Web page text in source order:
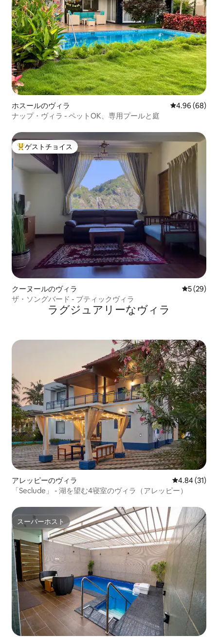
ホスールのヴィラ レビュー68件
4.96 (68)
ナップ・ヴィラ - ペットOK、専用プールと庭
大好評のゲストチョイスです。
ゲストチョイス
クーヌールのヴィラ レビュー
5 (29)
ザ・ソングバード - ブティックヴィラ
ラグジュアリーなヴィラ
アレッピーのヴィラ レビュー31
4.84 (31)
「Seclude」 - 湖を望む4寝室のヴィラ（アレッピー）
スーパーホスト
スーパーホスト